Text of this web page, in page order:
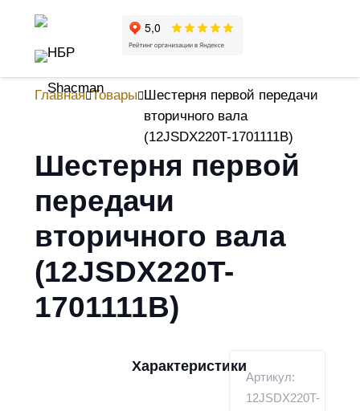
Главная Товары Шестерня первой передачи
вторичного вала
(12JSDX220T-1701111B)
Шестерня первой
передачи
вторичного вала
(12JSDX220T-
1701111B)
Характеристики
Артикул:
12JSDX220T-